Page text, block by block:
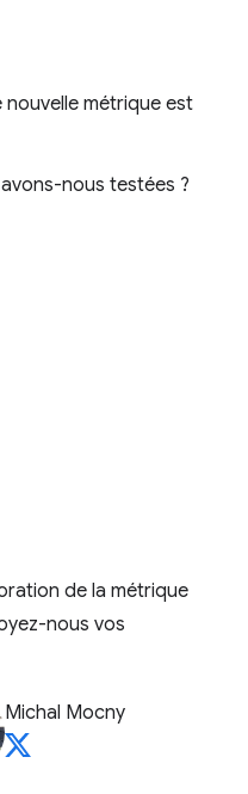
métrique est
nous testées ?
de la métrique
nous vos
Michal Mocny